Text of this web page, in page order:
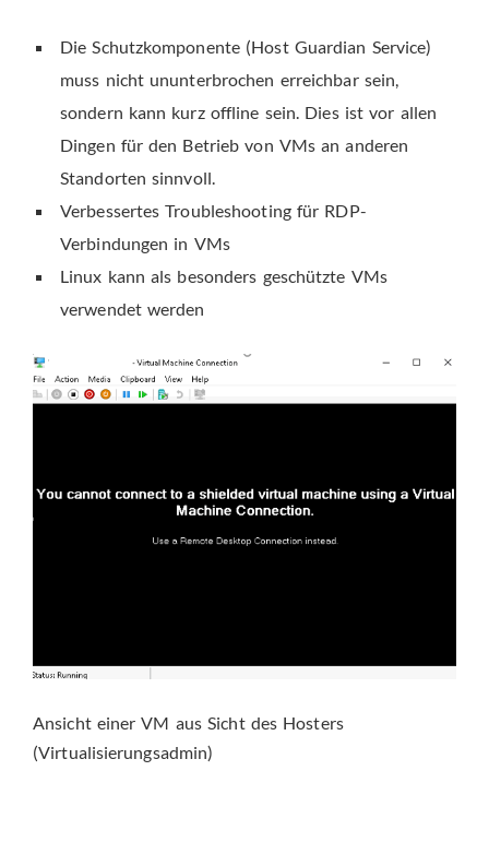
Die Schutzkomponente (Host Guardian Service)
muss nicht ununterbrochen erreichbar sein,
sondern kann kurz offline sein. Dies ist vor allen
Dingen für den Betrieb von VMs an anderen
Standorten sinnvoll.
Verbessertes Troubleshooting für RDP-
Verbindungen in VMs
Linux kann als besonders geschützte VMs
verwendet werden
Ansicht einer VM aus Sicht des Hosters
(Virtualisierungsadmin)